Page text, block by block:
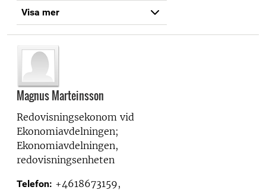
Visa mer
Magnus Marteinsson
Redovisningsekonom vid
Ekonomiavdelningen;
Ekonomiavdelningen,
redovisningsenheten
Telefon: +4618673159,